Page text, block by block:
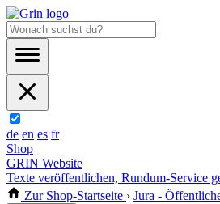
de en es fr
Shop
GRIN Website
Texte veröffentlichen, Rundum-Service
Zur Shop-Startseite › Jura -